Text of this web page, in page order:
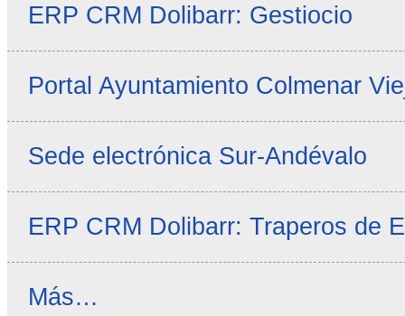
ERP CRM Dolibarr: Gestiocio
Portal Ayuntamiento Colmenar
Sede electrónica Sur-Andévalo
ERP CRM Dolibarr: Traperos de
Noticias
Más…